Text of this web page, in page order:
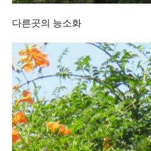
다른곳의 능소화